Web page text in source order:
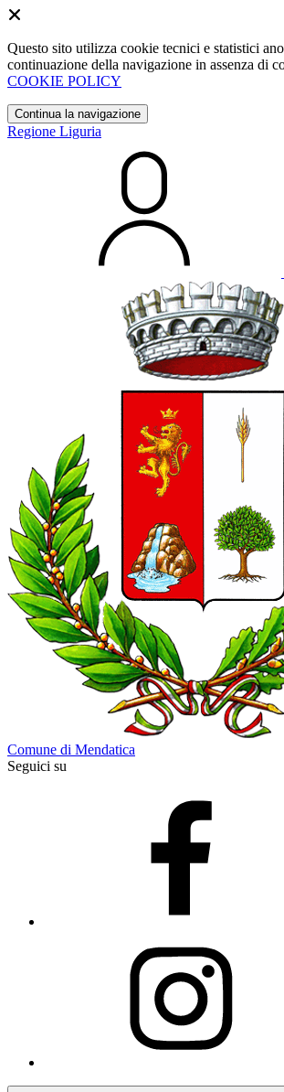
Questo sito utilizza cookie tecnici e statistici
continuazione della navigazione in assenza di
COOKIE POLICY
Continua la navigazione
Regione Liguria
Comune di Mendatica
Seguici su